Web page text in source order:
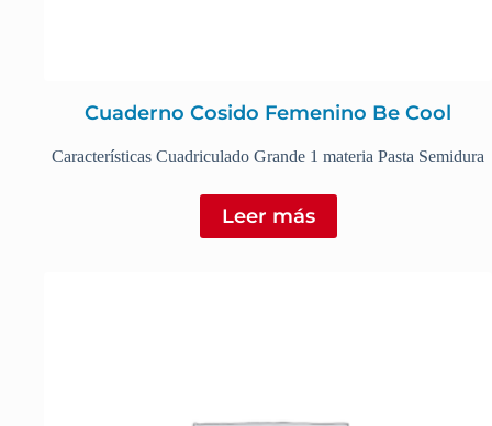
Cuaderno Cosido Femenino Be Cool
Características Cuadriculado Grande 1 materia Pasta Semidura
Leer más